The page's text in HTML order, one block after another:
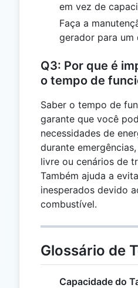
em vez de
Faça a
gerador para um
Q3: Por que é
o tempo de
Saber o tempo de
garante que você
necessidades de
durante
livre ou cenários de
Também ajuda a
inesperados devido
combustível.
Glossário de
Capacidade do